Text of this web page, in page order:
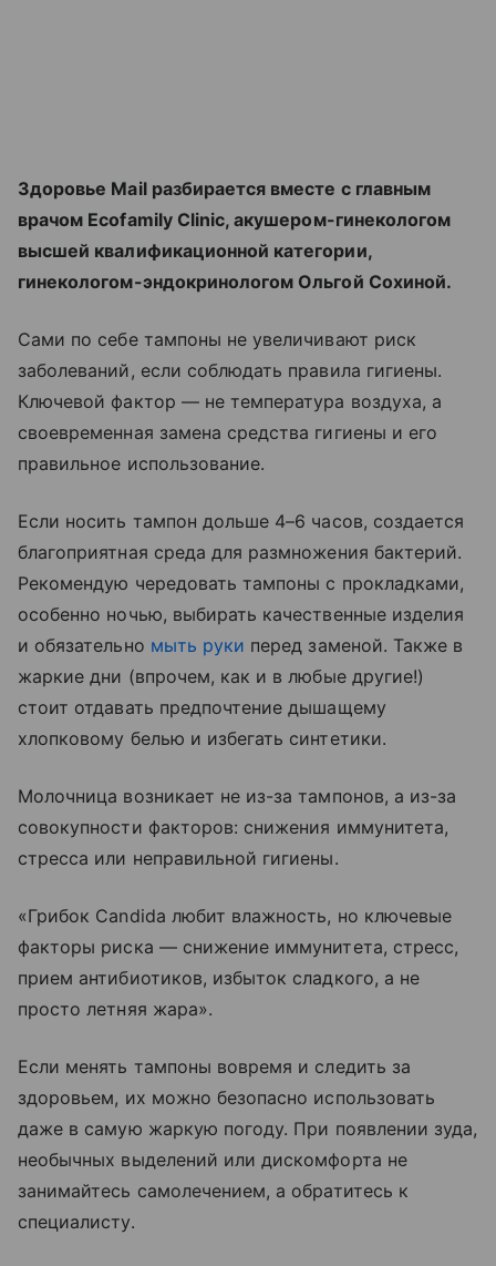
Здоровье Mail разбирается вместе с главным
врачом Ecofamily Clinic, акушером-гинекологом
высшей квалификационной категории,
гинекологом-эндокринологом Ольгой Сохиной.
Сами по себе тампоны не увеличивают риск
заболеваний, если соблюдать правила гигиены.
Ключевой фактор — не температура воздуха, а
своевременная замена средства гигиены и его
правильное использование.
Если носить тампон дольше 4–6 часов, создается
благоприятная среда для размножения бактерий.
Рекомендую чередовать тампоны с прокладками,
особенно ночью, выбирать качественные изделия
и обязательно мыть руки перед заменой. Также в
жаркие дни (впрочем, как и в любые другие!)
стоит отдавать предпочтение дышащему
хлопковому белью и избегать синтетики.
Молочница возникает не из-за тампонов, а из-за
совокупности факторов: снижения иммунитета,
стресса или неправильной гигиены.
«Грибок Candida любит влажность, но ключевые
факторы риска — снижение иммунитета, стресс,
прием антибиотиков, избыток сладкого, а не
просто летняя жара».
Если менять тампоны вовремя и следить за
здоровьем, их можно безопасно использовать
даже в самую жаркую погоду. При появлении зуда,
необычных выделений или дискомфорта не
занимайтесь самолечением, а обратитесь к
специалисту.